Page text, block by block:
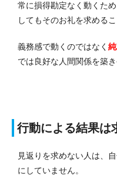
常に損得勘定なく動くた
してもそのお礼を求める
義務感で動くのではなく
では良好な人間関係を築き
行動による結果は
見返りを求めない人は、
にしていません。